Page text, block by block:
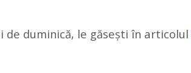
duminică, le găsești în articolul